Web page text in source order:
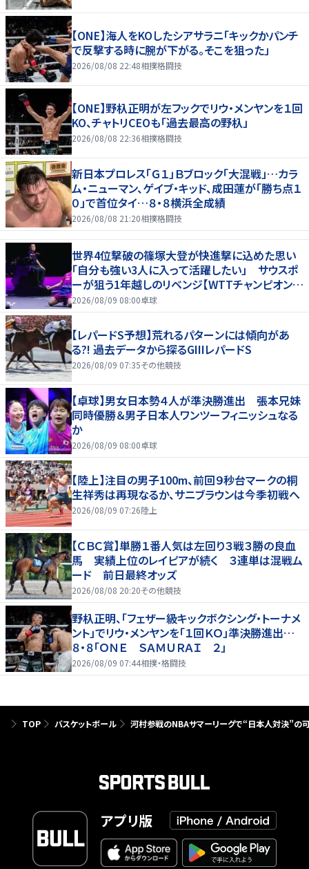
【ONE】海人をKOしたシアサラニ「キックかパンチ
で反撃する時に腕が下がる。そこを狙った」
2026/08/08 22:48相撲格闘技
【ONE】野杁正明が左フックでリウ・メンヤンを１回
KO、チャトリCEOも「過去最高の野杁」
2026/08/08 22:36相撲格闘技
新日本プロレス「Ｇ１」Ｂブロック「大混戦」…カラ
ム・ニューマン、ゲイブ・キッド、成田蓮が「勝ち点１
０」で首位タイ…８・８横浜全成績
2026/08/08 21:20相撲格闘技
世界4位撃破の篠塚大登が快進撃に込めた思い
「自分も強い3人に入って活躍したい」 サウスポ
ーが狙う1年越しのリベンジ【WTTチャンピオンズ
横浜2026】
2026/08/09 08:00卓球
【レパードS予想】荒れるパターンには傾向があ
る?! 過去データから探るGIIIレパードS
2026/08/09 07:35その他競技
【卓球】男女日本勢４人が準決勝進出 張本兄妹
同時優勝＆男子日本人ワンツーフィニッシュなる
か
2026/08/09 08:00卓球
【陸上】注目の男子100m、前回９秒台マークの桐
生祥秀は再現なるか、サニブラウンは今季初戦へ
2026/08/09 07:26陸上
【ＣＢＣ賞】単勝１番人気は左回り３戦３勝の良血
馬 実績上位のレイピアが続く ３連単は混戦ム
ード 前日最終オッズ
2026/08/08 20:20その他競技
野杁正明、「フェザー級キックボクシング・トーナメ
ント」でリウ・メンヤンを「１回ＫＯ」準決勝進出…
８・８「ＯＮＥ ＳＡＭＵＲＡＩ ２」
2026/08/09 07:44相撲・格闘技
TOP バスケットボール 河村参戦のNBAサマーリーグで“日本人対決”
アプリ版